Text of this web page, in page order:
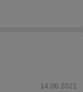
14.06.2021